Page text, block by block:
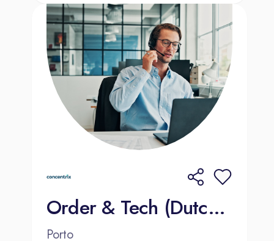
Order & Tech (Dutch-speaking) Medical Equipment 2000€ Bonus
Porto